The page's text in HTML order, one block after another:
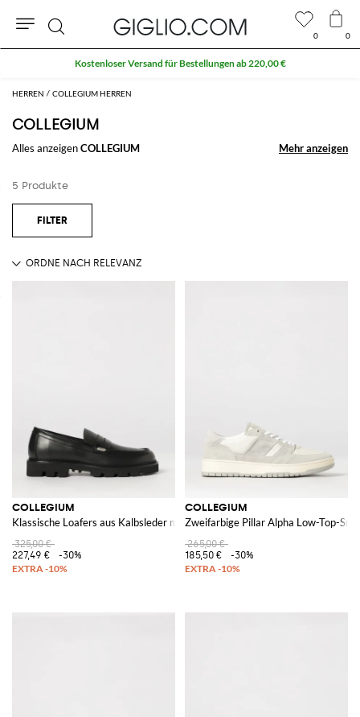
HERREN COLLEGIUM HERREN
COLLEGIUM
Alles anzeigenCOLLEGIUM Mehr anzeigen
Mehr anzeigen
5 Produkte
COLLEGIUM
Klassische Loafers aus Kalbsleder mit gezahnter Sohle
325,00 €
227,49 €
-30%
COLLEGIUM
Zweifarbige Pillar Alpha Low-Top-
265,00 €
185,50 €
-30%
0 0
Suche
Kostenloser Versand für Bestellungen ab 220,00 €